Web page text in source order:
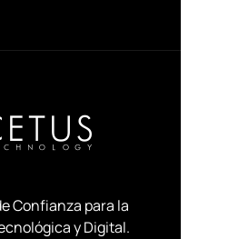
Confianza para la
y Digital.